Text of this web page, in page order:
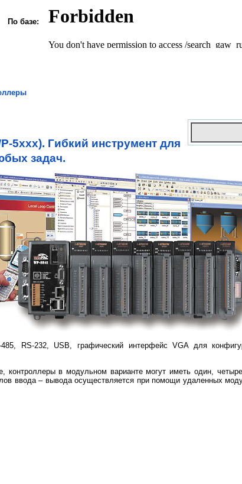
По базе:
5ххх). Гибкий инструмент для
задач.
RS-232, USB, графический интерфейс VGA для
контроллеры в модульном варианте могут иметь один,
ввода – вывода осуществляется при помощи удаленных